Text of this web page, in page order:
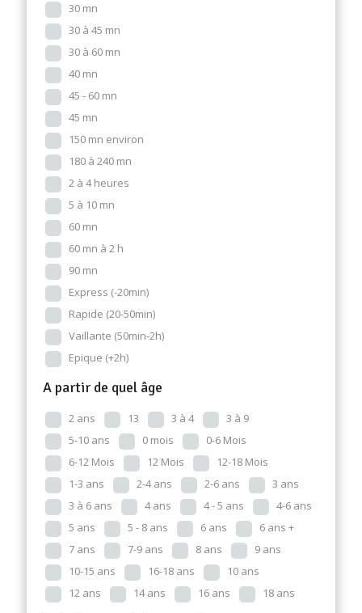
30 mn
30 à 45 mn
30 à 60 mn
40 mn
45 - 60 mn
45 mn
150 mn environ
180 à 240 mn
2 à 4 heures
5 à 10 mn
60 mn
60 mn à 2 h
90 mn
Express (-20min)
Rapide (20-50min)
Vaillante (50min-2h)
Epique (+2h)
A partir de quel âge
2 ans 13 3 à 4
3 à 9
5-10 ans
0 mois
0-6 Mois
6-12 Mois
12 Mois
12-18 Mois
1-3 ans
2-4 ans 2-6 ans
3 ans
3 à 6 ans
4 ans 4 - 5 ans
4-6 ans
5 ans
5 - 8 ans 6 ans
6 ans +
7 ans
7-9 ans 8 ans
9 ans
10-15 ans
16-18 ans
10 ans
12 ans
14 ans 16 ans 18 ans